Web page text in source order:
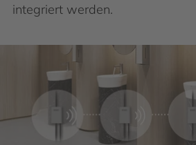
integriert werden.